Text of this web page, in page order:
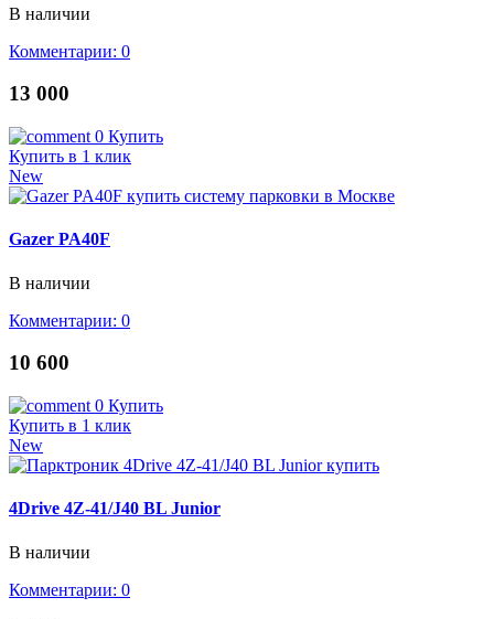
В наличии
Комментарии: 0
13 000
0 Купить
Купить в 1 клик
New
Gazer PA40F
В наличии
Комментарии: 0
10 600
0 Купить
Купить в 1 клик
New
4Drive 4Z-41/J40 BL Junior
В наличии
Комментарии: 0